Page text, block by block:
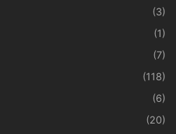
(3)
(1)
(7)
(118)
(6)
(20)